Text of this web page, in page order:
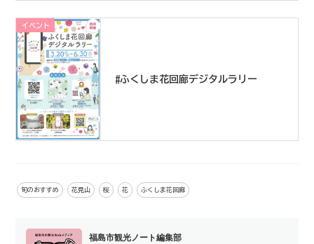
イベント
#ふくしま花回廊デジタルラリー
旬のおすすめ 花見山 桜 花 ふくしま花回廊
福島市観光ノート編集部